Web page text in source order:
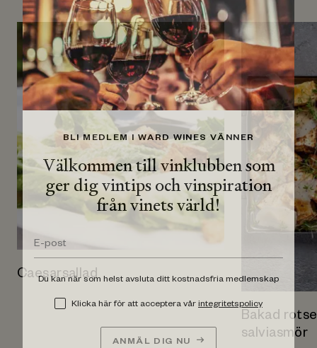
BLI MEDLEM I WARD WINES VÄNNER
Välkommen till vinklubben som
ger dig vintips och vinspiration
från vinets värld!
Du kan när som helst avsluta ditt kostnadsfria medlemskap
Klicka här för att acceptera vår integritetspolicy
ANMÄL DIG NU
Caesarsallad
Bakad
salviasmör